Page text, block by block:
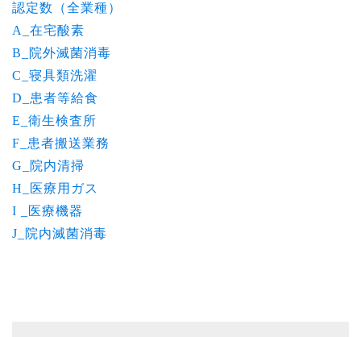
認定数（全業種）
A_在宅酸素
B_院外滅菌消毒
C_寝具類洗濯
D_患者等給食
E_衛生検査所
F_患者搬送業務
G_院内清掃
H_医療用ガス
I _医療機器
J_院内滅菌消毒